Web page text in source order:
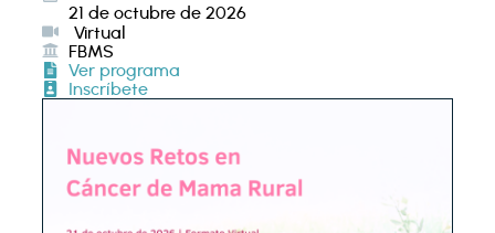
21 de octubre de 2026
Virtual
FBMS
Ver programa
Inscríbete